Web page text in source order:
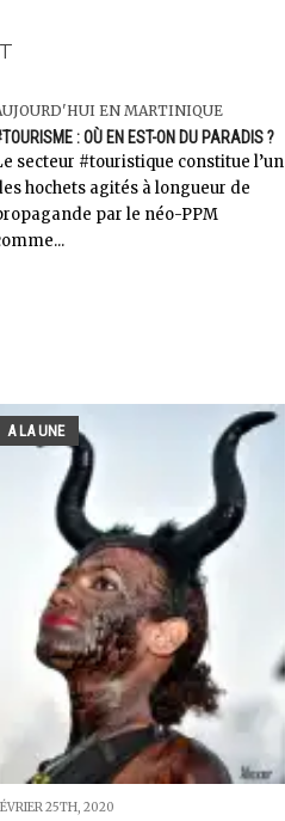
EN MARTINIQUE
: OÙ EN EST-ON DU PARADIS ?
secteur #touristique constitue l’un
hochets agités à longueur de
par le néo-PPM
A LA UNE
25TH, 2020